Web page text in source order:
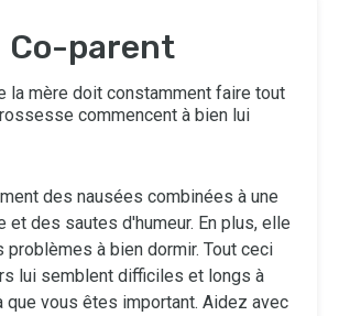
Co-parent
la mère doit constamment faire tout
commencent à bien lui
des nausées combinées à une
et des sautes d'humeur. En plus, elle
problèmes à bien dormir. Tout ceci
lui semblent difficiles et longs à
que vous êtes important. Aidez avec